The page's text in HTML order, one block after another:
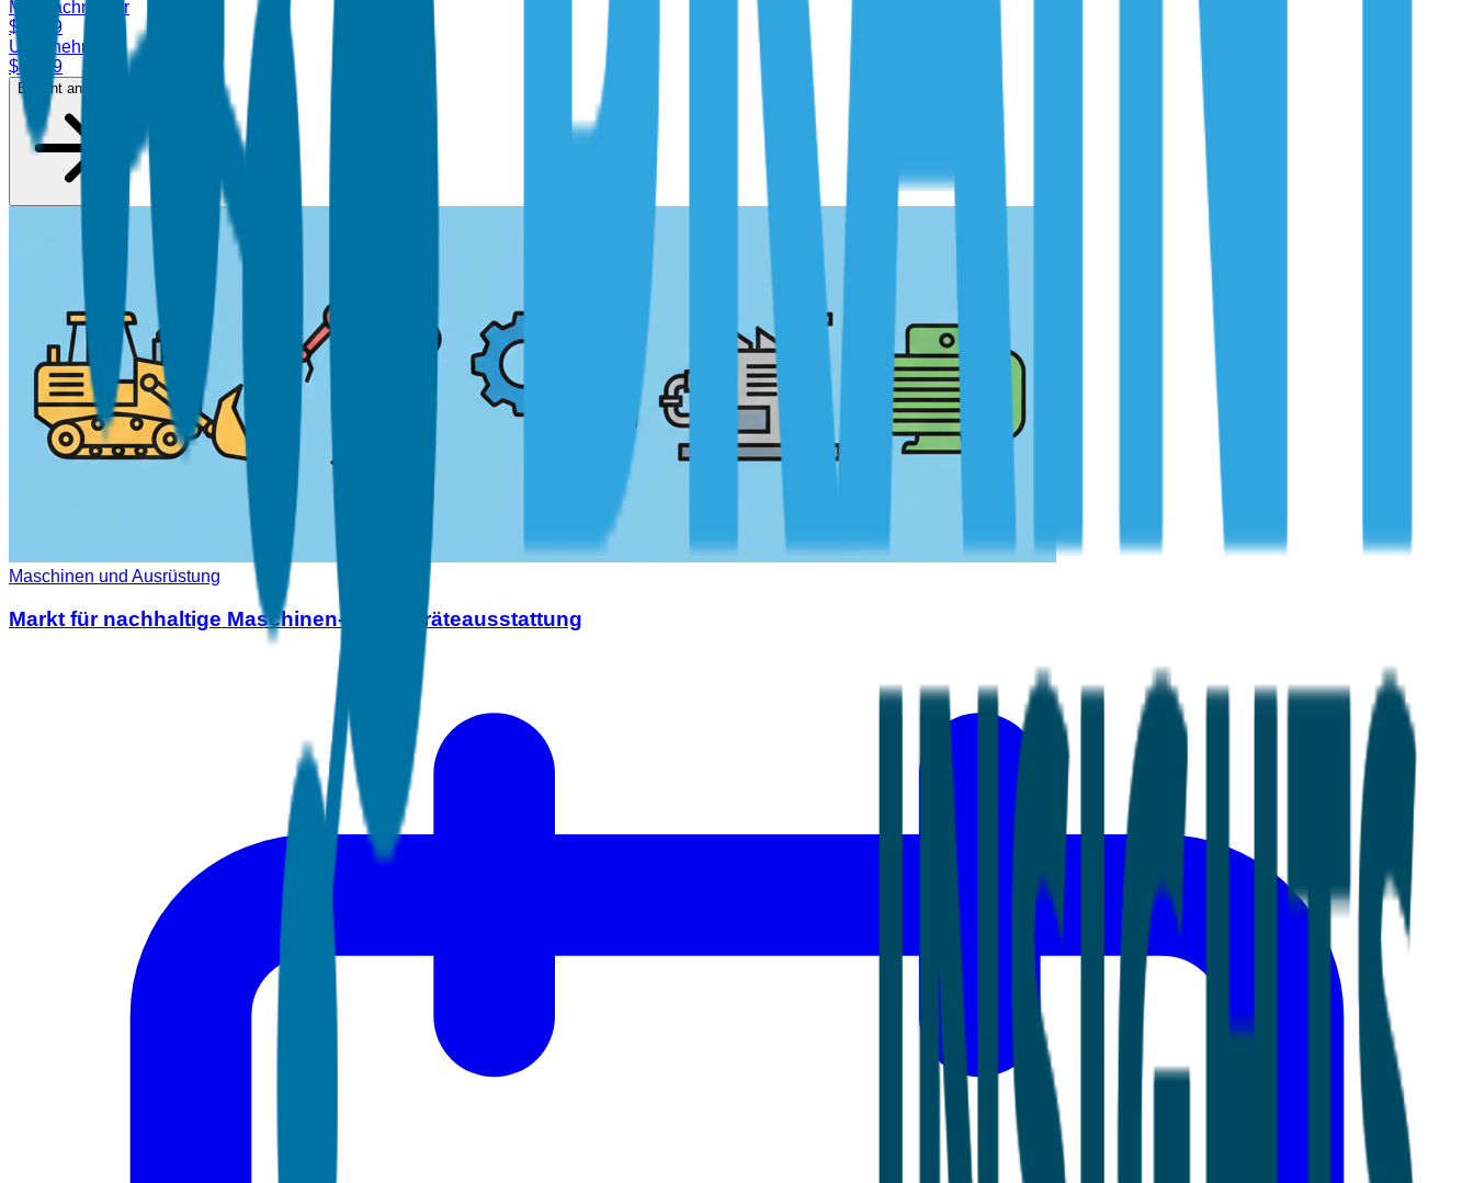
Mehrfachnutzer
$
6,899
Unternehmen
$8,499
Bericht ansehen
Maschinen und Ausrüstung
Markt für nachhaltige Maschinen- und Geräteausstattung